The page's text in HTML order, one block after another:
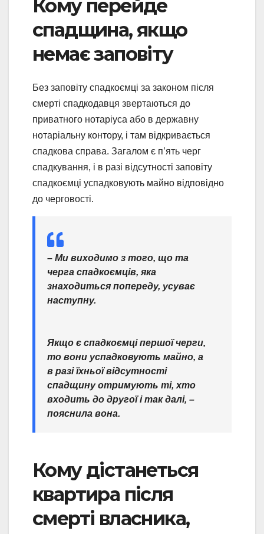
Кому перейде
спадщина, якщо
немає заповіту
Без заповіту спадкоємці за законом після
смерті спадкодавця звертаються до
приватного нотаріуса або в державну
нотаріальну контору, і там відкривається
спадкова справа. Загалом є п’ять черг
спадкування, і в разі відсутності заповіту
спадкоємці успадковують майно відповідно
до черговості.
– Ми виходимо з того, що та
черга спадкоємців, яка
знаходиться попереду, усуває
наступну.
Якщо є спадкоємці першої черги,
то вони успадковують майно, а
в разі їхньої відсутності
спадщину отримують ті, хто
входить до другої і так далі, –
пояснила вона.
Кому дістанеться
квартира після
смерті власника,